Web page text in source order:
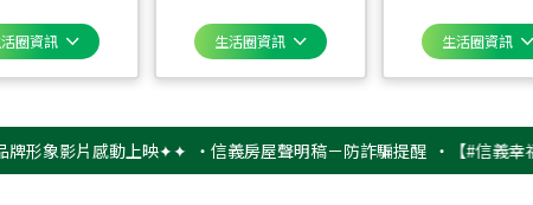
圈資訊 生活圈資訊 生活圈資訊
片感動上映✦✦ ‧信義房屋聲明稿－防詐騙提醒 ‧【#信義幸福挺不